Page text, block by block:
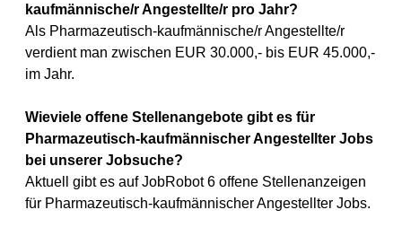
kaufmännische/r Angestellte/r pro Jahr?
Als Pharmazeutisch-kaufmännische/r Angestellte/r
verdient man zwischen EUR 30.000,- bis EUR 45.000,-
im Jahr.
Wieviele offene Stellenangebote gibt es für
Pharmazeutisch-kaufmännischer Angestellter Jobs
bei unserer Jobsuche?
Aktuell gibt es auf JobRobot 6 offene Stellenanzeigen
für Pharmazeutisch-kaufmännischer Angestellter Jobs.